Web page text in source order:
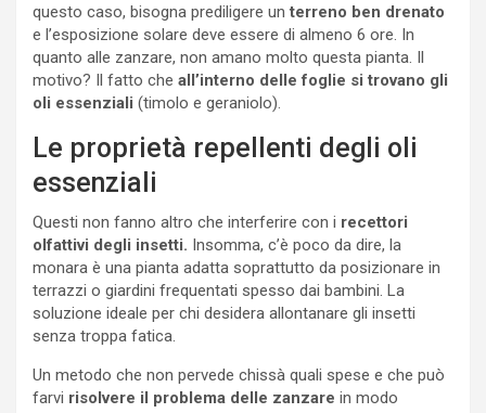
questo caso, bisogna prediligere unterreno ben drenato
e l’esposizione solare deve essere di almeno 6 ore. In
quanto alle zanzare, non amano molto questa pianta. Il
motivo? Il fatto che all’interno delle foglie si trovano gli
oli essenziali (timolo e geraniolo).
Le proprietà repellenti degli oli
essenziali
Questi non fanno altro che interferire con i recettori
olfattivi degli insetti. Insomma, c’è poco da dire, la
monara è una pianta adatta soprattutto da posizionare in
terrazzi o giardini frequentati spesso dai bambini. La
soluzione ideale per chi desidera allontanare gli insetti
senza troppa fatica.
Un metodo che non pervede chissà quali spese e che può
farvi risolvere il problema delle zanzare in modo